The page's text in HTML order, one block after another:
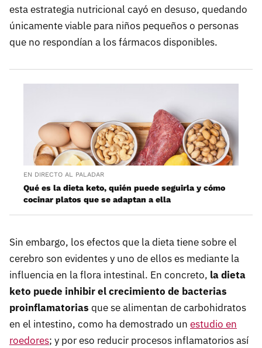
esta estrategia nutricional cayó en desuso, quedando
únicamente viable para niños pequeños o personas
que no respondían a los fármacos disponibles.
EN DIRECTO AL PALADAR
Qué es la dieta keto, quién puede seguirla y cómo
cocinar platos que se adaptan a ella
Sin embargo, los efectos que la dieta tiene sobre el
cerebro son evidentes y uno de ellos es mediante la
influencia en la flora intestinal. En concreto, la dieta
keto puede inhibirel crecimiento de bacterias
proinflamatorias que se alimentan de carbohidratos
en el intestino, como ha demostrado un estudio en
roedores; y por eso reducir procesos inflamatorios así